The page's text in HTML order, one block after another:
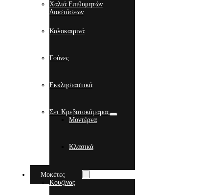
Χαλιά Επιθυμητών
Διαστάσεων
Καλοκαιρινά
Γούνες
Εκκλησιαστικά
Σετ Κρεβατοκάμαρας
Μοντέρνα
Κλασικά
Μοκέτες
Κουζίνας